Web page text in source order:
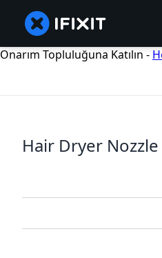
Onarım Topluluğuna Katılın -
Hair Dryer